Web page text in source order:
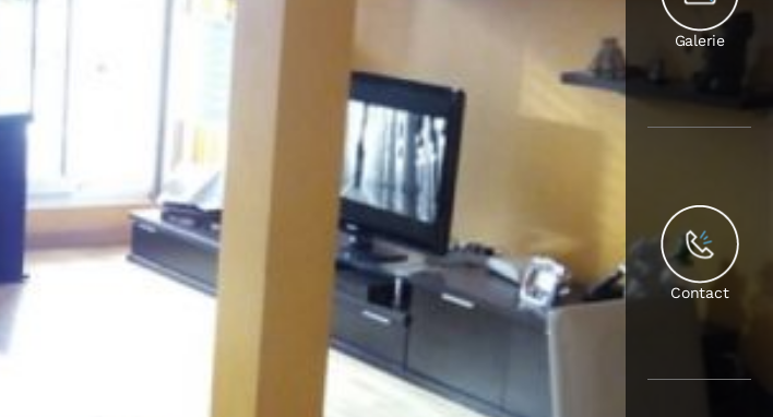
Galerie
Contact